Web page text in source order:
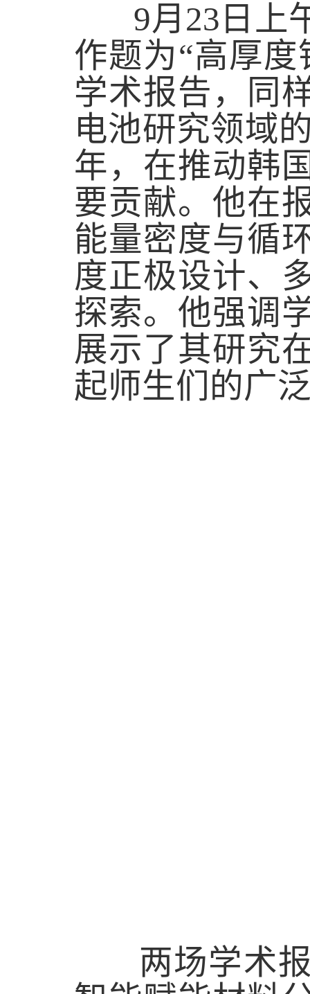
9月 23 日上
作题为“高厚
学术报告，同
电池研究领域
年，在推动韩
要贡献。他在
能量密度与循
度正极设计、
探索。他强调
展示了其研究
起师生们的广
两场学术报